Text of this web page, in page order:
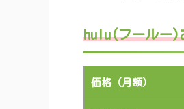
hulu(フールー)
価格（月額）